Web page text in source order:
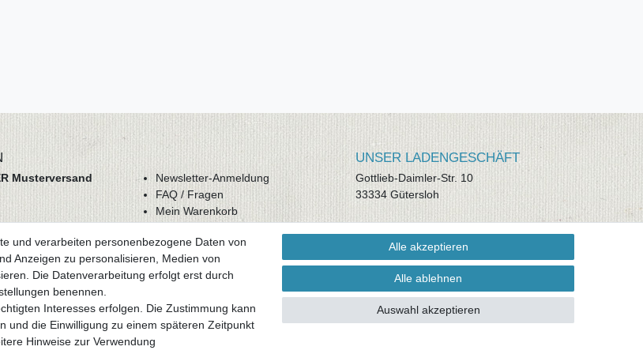
Musterversand
Newsletter-Anmeldung
FAQ / Fragen
Mein Warenkorb
Mein Konto
UNSER LADENGESCHÄFT
Gottlieb-Daimler-Str. 10
33334 Gütersloh
ÖFFNUNGSZEITEN
Montag - Dienstag: 8.00 - 18.00 Uhr,
Mittwoch Ruhetag, Donnerstag: 8.00 -
18.00 Uhr, Freitag 8.00 - 14.00 Uhr
KUNDENSERVICE
und verarbeiten personenbezogene Daten von
Anzeigen zu personalisieren, Medien von
Die Datenverarbeitung erfolgt erst durch
benennen.
Interesses erfolgen. Die Zustimmung kann
und die Einwilligung zu einem späteren Zeitpunkt
Hinweise zur Verwendung
Alle akzeptieren
Alle ablehnen
Auswahl akzeptieren